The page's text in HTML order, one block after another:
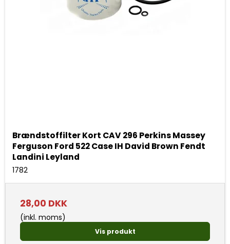
Brændstoffilter Kort CAV 296 Perkins Massey
Ferguson Ford 522 Case IH David Brown Fendt
Landini Leyland
1782
28,00 DKK
(inkl. moms)
Vis produkt